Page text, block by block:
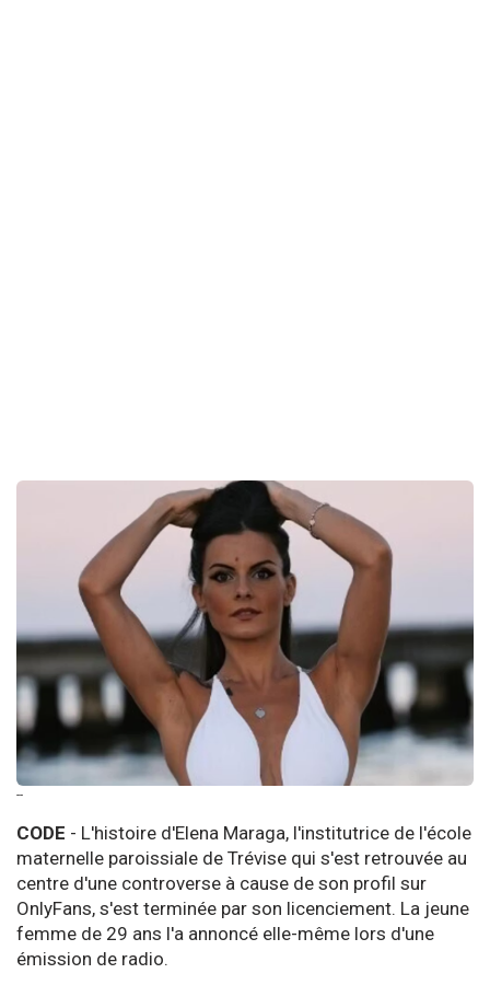
--
CODE - L'histoire d'Elena Maraga, l'institutrice de l'école
maternelle paroissiale de Trévise qui s'est retrouvée au
centre d'une controverse à cause de son profil sur
OnlyFans, s'est terminée par son licenciement. La jeune
femme de 29 ans l'a annoncé elle-même lors d'une
émission de radio.